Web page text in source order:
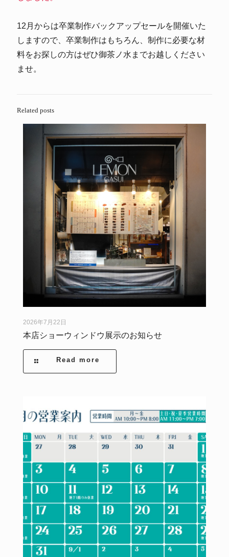
12月からは卒業制作バックアップセールを開催いた
しますので、卒業制作はもちろん、制作に必要な材
料をお探しの方はぜひ御茶ノ水までお越しください
ませ。
Related posts
2026年7月22日
本店ショーウィンドウ展示のお知らせ
Read more